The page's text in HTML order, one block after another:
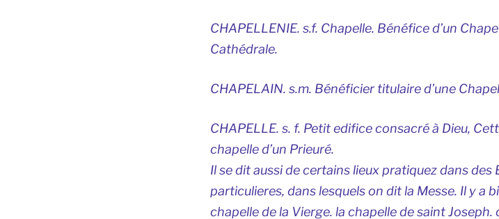
CHAPELLENIE. s.f. Chapelle. Bénéfice d’un
Cathédrale.
CHAPELAIN. s.m. Bénéficier titulaire d’une
CHAPELLE. s. f. Petit edifice consacré à Dieu,
chapelle d’un Prieuré.
Il se dit aussi de certains lieux pratiquez dans des
particulieres, dans lesquels on dit la Messe. Il y a
chapelle de la Vierge. la chapelle de saint